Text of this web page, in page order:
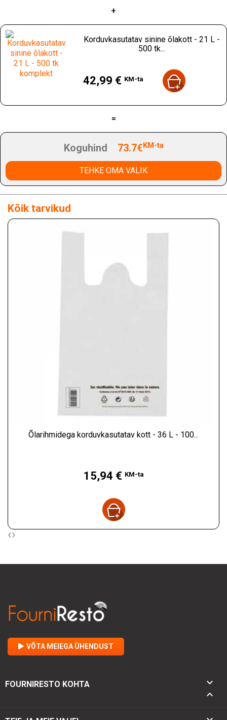
+
Korduvkasutatav sinine õlakott - 21 L -
500 tk...
42,99 € KM-ta
=
Koguhind 73.7€KM-ta
TEHKE OMA VALIK
Kõik tarvikud
Õlarihmidega korduvkasutatav kott - 36 L - 100...
15,94 € KM-ta
‹›
VÕTA MEIEGA ÜHENDUST
FOURNIRESTO KOHTA

